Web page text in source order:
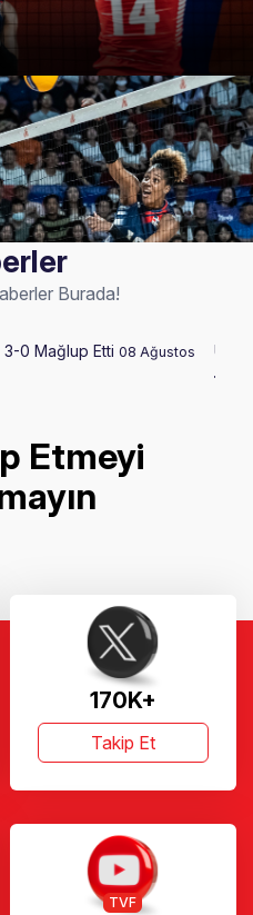
Burada!
3-0 Mağlup Etti 08 Ağustos
U17
Etmeyi
170K+
Takip Et
TVF